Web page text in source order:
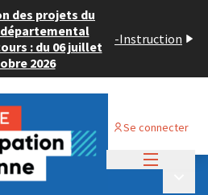
des projets du
: du 06 juillet
2026
-Instruction
Se connecter
2024